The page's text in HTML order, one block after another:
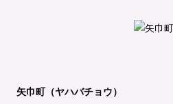
矢巾町（ヤハバチョウ）